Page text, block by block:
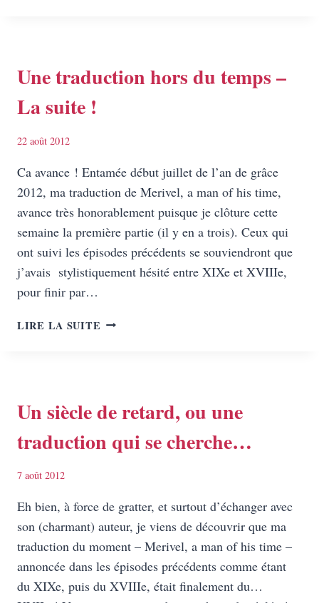
LITTÉRAIRE
2012
Une traduction hors du temps –
La suite !
22 août 2012
Ca avance ! Entamée début juillet de l’an de grâce
2012, ma traduction de Merivel, a man of his time,
avance très honorablement puisque je clôture cette
semaine la première partie (il y en a trois). Ceux qui
ont suivi les épisodes précédents se souviendront que
j’avais stylistiquement hésité entre XIXe et XVIIIe,
pour finir par…
LIRE LA SUITE UNE
–
LA
SUITE
!
Un siècle de retard, ou une
traduction qui se cherche…
7 août 2012
Eh bien, à force de gratter, et surtout d’échanger avec
son (charmant) auteur, je viens de découvrir que ma
traduction du moment – Merivel, a man of his time –
annoncée dans les épisodes précédents comme étant
du XIXe, puis du XVIIIe, était finalement du…